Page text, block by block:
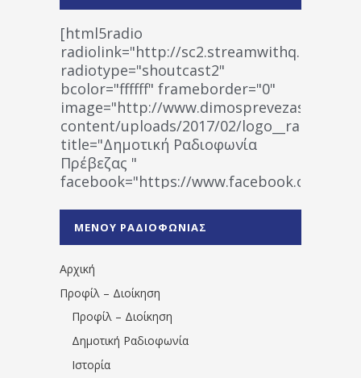
[html5radio
radiolink="http://
radiotype="shoutcast2"
bcolor="ffffff" frameborder="0"
image="http://www.dimosprevezas.gr/wp-
content/uploads/2017/02/
title="Δημοτική Ραδιοφωνία
Πρέβεζας "
facebook="https://www.facebook.com/
1531194763766854/" artist="" ]
ΜΕΝΟΥ ΡΑΔΙΟΦΩΝΙΑΣ
Αρχική
Προφίλ – Διοίκηση
Προφίλ – Διοίκηση
Δημοτική Ραδιοφωνία
Ιστορία